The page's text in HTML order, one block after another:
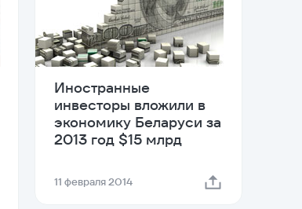
Иностранные
инвесторы вложили в
экономику Беларуси за
2013 год $15 млрд
11 февраля 2014